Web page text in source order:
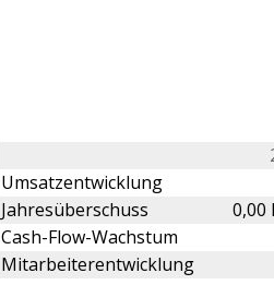
Umsatzentwicklung
Jahresüberschuss
0,00
Cash-Flow-Wachstum
Mitarbeiterentwicklung